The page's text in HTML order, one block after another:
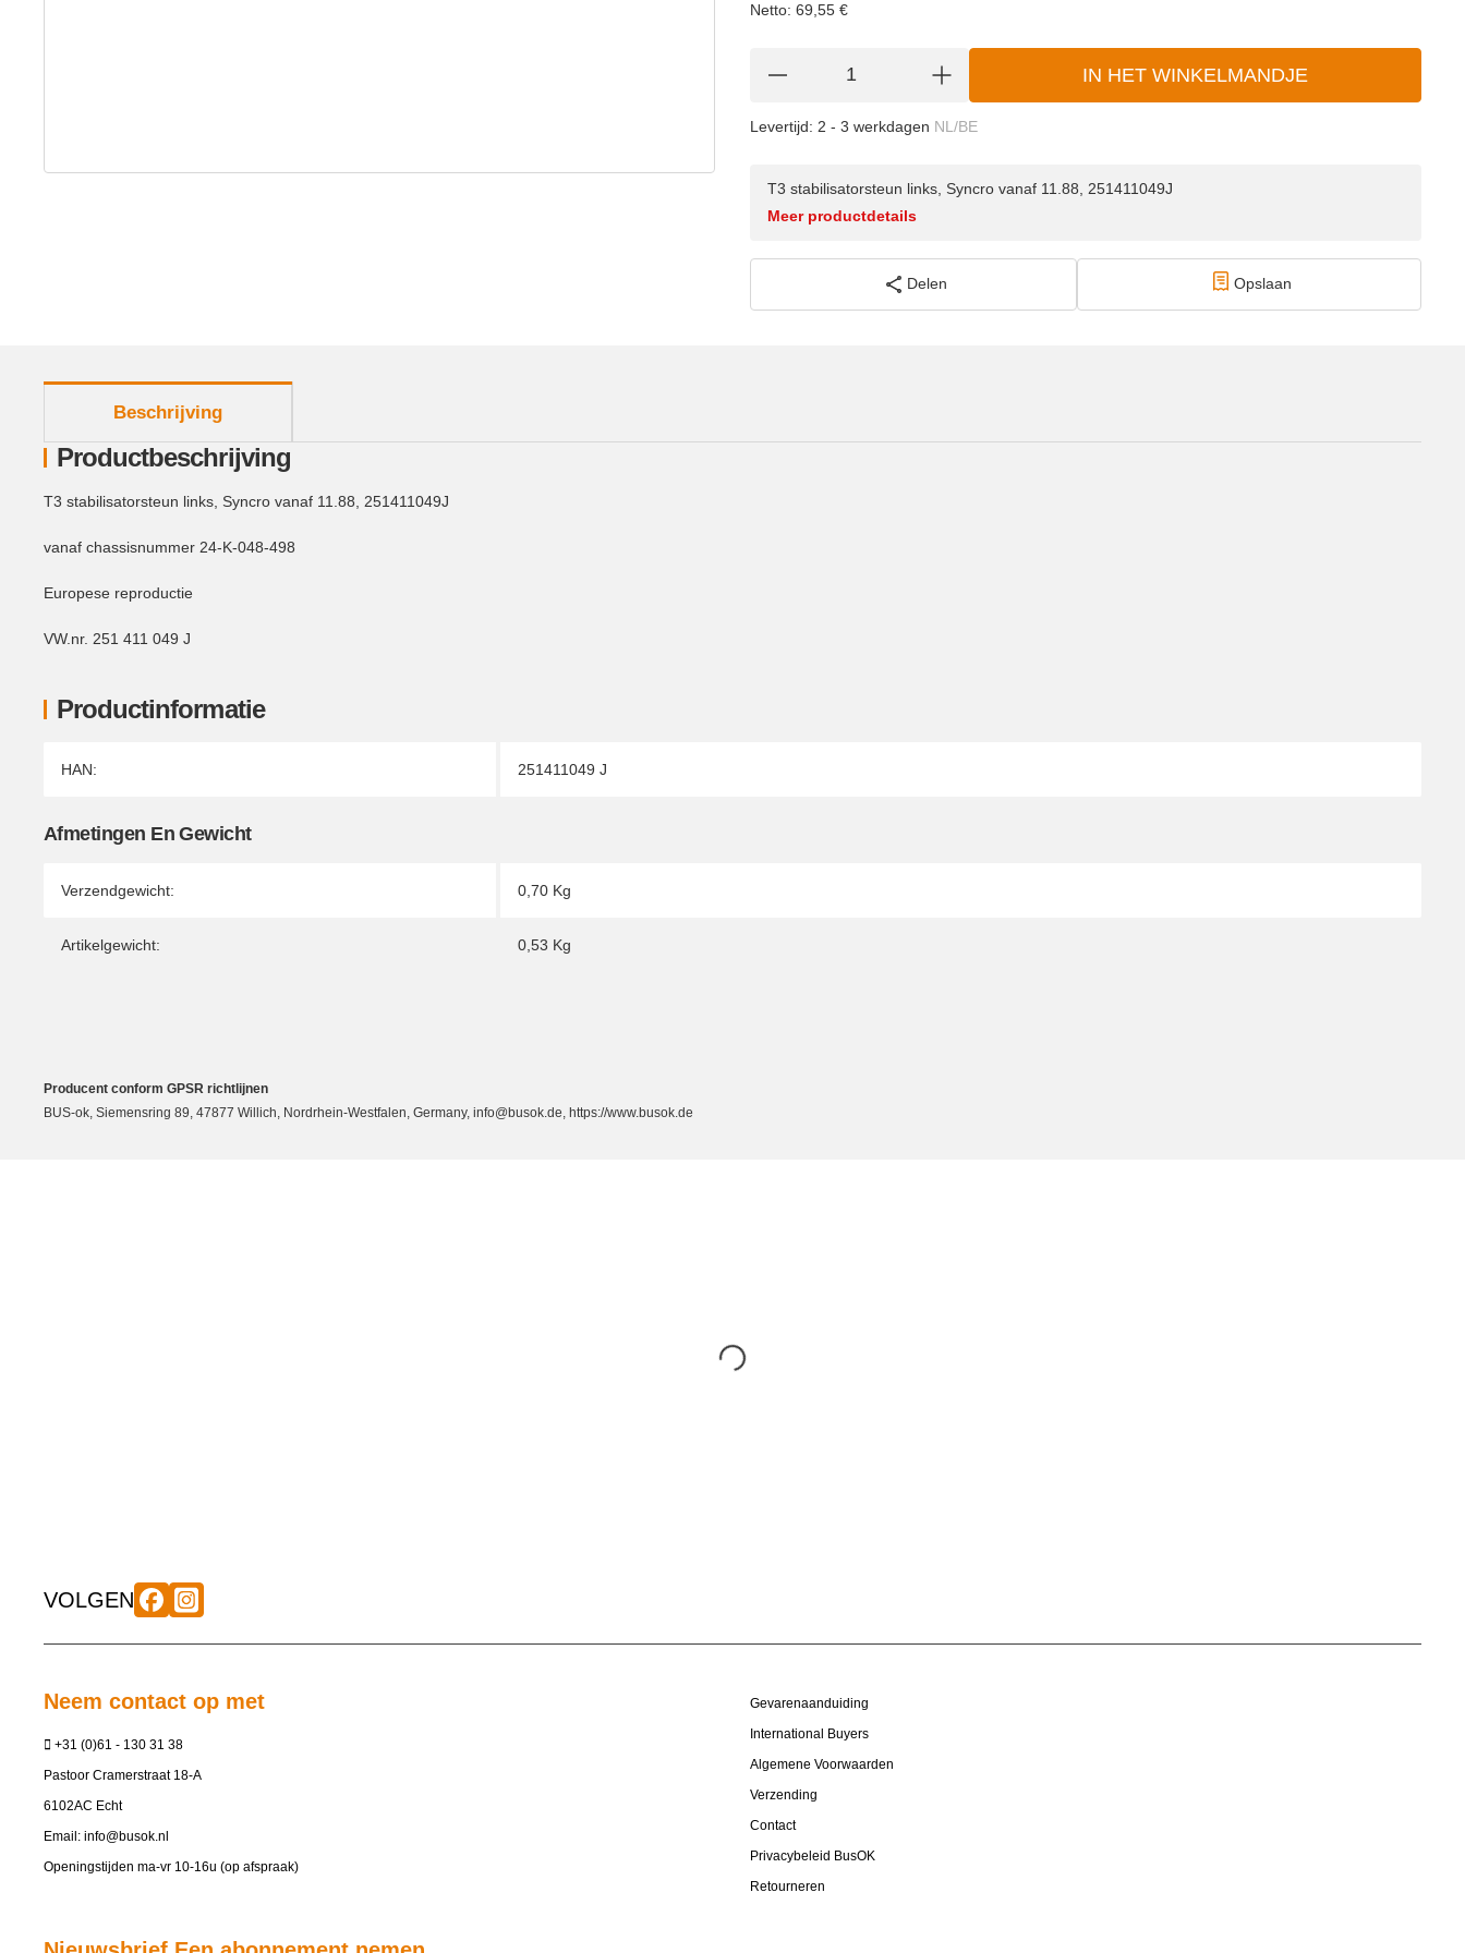
Netto: 69,55 €
IN HET WINKELMANDJE
Levertijd: 2 - 3 werkdagen NL/BE
T3 stabilisatorsteun links, Syncro vanaf 11.88, 251411049J
Meer productdetails
Delen Opslaan
Beschrijving
Productinformatie
Producteigenschap
Waarde
HAN: 251411049 J
Afmetingen En Gewicht
Verzendgewicht: 0,70 Kg
Artikelgewicht: 0,53 Kg
Productbeschrijving
T3 stabilisatorsteun links, Syncro vanaf 11.88, 251411049J
vanaf chassisnummer 24-K-048-498
Europese reproductie
VW.nr. 251 411 049 J
Producent conform GPSR richtlijnen
BUS-ok, Siemensring 89, 47877 Willich, Nordrhein-Westfalen, Germany, info@busok.de, https://www.busok.de
VOLGEN
Neem contact op met
+31 (0)61 - 130 31 38
Pastoor Cramerstraat 18-A
6102AC Echt
Email: info@busok.nl
Openingstijden ma-vr 10-16u (op afspraak)
Gevarenaanduiding
International Buyers
Algemene Voorwaarden
Verzending
Contact
Privacybeleid BusOK
Retourneren